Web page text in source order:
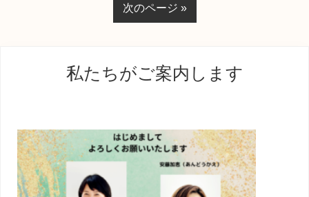
ジ
ジ
移
動
次のページ »
サ
イ
ド
私たちがご案内します